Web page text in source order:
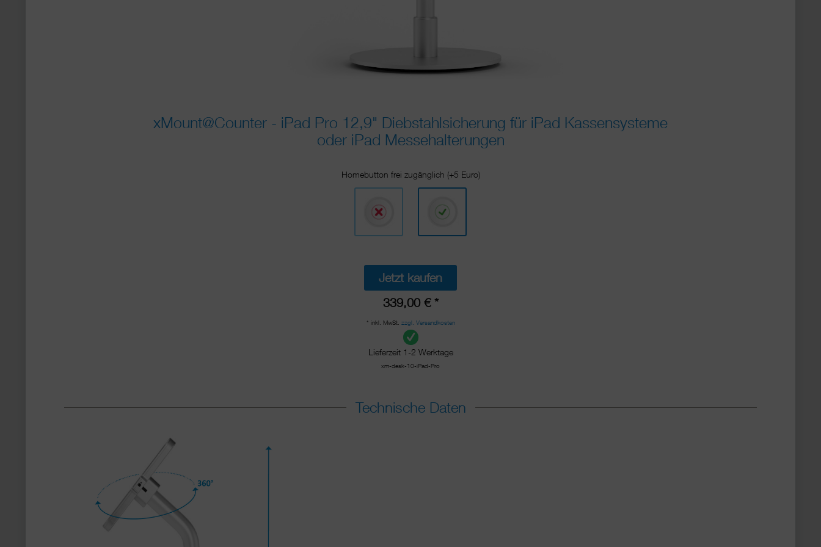
xMount@Counter - iPad Pro 12,9" Diebstahlsicherung für iPad Kassensysteme
oder iPad Messehalterungen
Homebutton frei zugänglich (+5 Euro)
Jetzt kaufen
339,00 € *
* inkl. MwSt. zzgl. Versandkosten
Lieferzeit 1-2 Werktage
xm-desk-10-iPad-Pro
Technische Daten